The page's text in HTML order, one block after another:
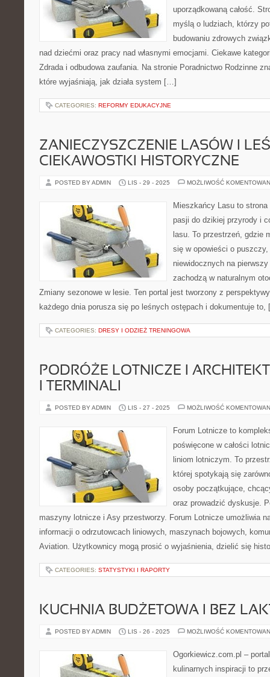
uporządkowaną całość.
myślą o ludziach, którzy
budowaniu zdrowych
nad dziećmi oraz pracy nad własnymi emocjami. Ciekawe
Zdrada i odbudowa zaufania. Na stronie Poradnictwo Rodzinne
które wyjaśniają, jak działa system […]
CATEGORIES: REFORMY EDUKACYJNE
ZANIECZYSZCZENIE LASÓW I
CIEKAWOSTKI HISTORYCZNE
POSTED BY ADMIN LIS - 29 - 2025 MOŻLIWOŚĆ
Mieszkańcy Lasu to
pasji do dzikiej przyrody i
lasu. To przestrzeń, gdzie
się w opowieści o
niewidocznych na
zachodzą w naturalnym
Zmiany sezonowe w lesie. Ten portal jest tworzony z
każdego dnia porusza się po leśnych ostępach i dokumentuje
CATEGORIES: DRESY I ODZIEŻ TRENINGOWA
PODRÓŻE LOTNICZE I
I TERMINALI
POSTED BY ADMIN LIS - 27 - 2025 MOŻLIWOŚĆ
Forum Lotnicze to
poświęcone w całości
liniom lotniczym. To
której spotykają się
osoby początkujące,
oraz prowadzić dyskusje.
maszyny lotnicze i Asy przestworzy. Forum Lotnicze umożliwia
informacji o odrzutowcach liniowych, maszynach bojowych,
Aviation. Użytkownicy mogą prosić o wyjaśnienia, dzielić się
CATEGORIES: STATYSTYKI I RAPORTY
KUCHNIA BUDŻETOWA I BEZ
POSTED BY ADMIN LIS - 26 - 2025 MOŻLIWOŚĆ
Ogorkiewicz.com.pl –
kulinarnych inspiracji to